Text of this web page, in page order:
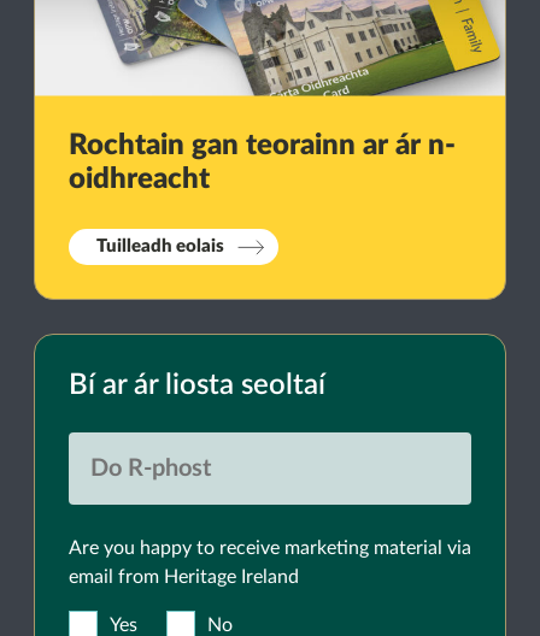
Rochtain gan teorainn ar ár n-
oidhreacht
Tuilleadh eolais
Bí ar ár liosta seoltaí
Are you happy to receive marketing material via
email from Heritage Ireland
Yes No